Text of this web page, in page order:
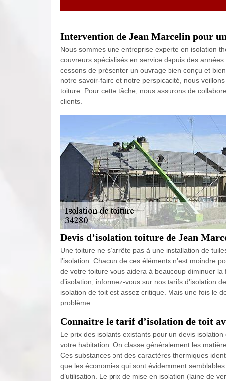
Intervention de Jean Marcelin pour
Nous sommes une entreprise experte en isolation
couvreurs spécialisés en service depuis des
cessons de présenter un ouvrage bien conçu et
notre savoir-faire et notre perspicacité, nous
toiture. Pour cette tâche, nous assurons de
clients.
Devis d’isolation toiture de Jean
Une toiture ne s’arrête pas à une installation de
l’isolation. Chacun de ces éléments n’est moindre
de votre toiture vous aidera à beaucoup diminuer
d’isolation, informez-vous sur nos tarifs d'isolation
isolation de toit est assez critique. Mais une fois le
problème.
Connaitre le tarif d’isolation de toit
Le prix des isolants existants pour un devis
votre habitation. On classe généralement les
Ces substances ont des caractères thermiques
que les économies qui sont évidemment
d’utilisation. Le prix de mise en isolation (laine de